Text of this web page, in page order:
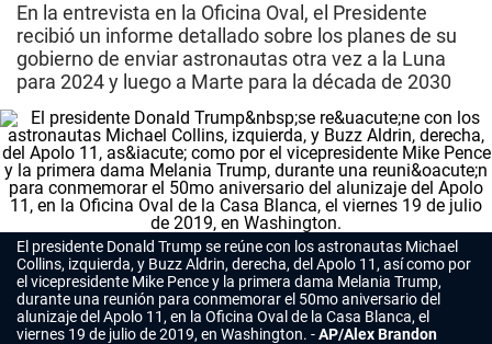
En la entrevista en la Oficina Oval, el Presidente
recibió un informe detallado sobre los planes de su
gobierno de enviar astronautas otra vez a la Luna
para 2024 y luego a Marte para la década de 2030
El presidente Donald Trump se reúne con los astronautas Michael
Collins, izquierda, y Buzz Aldrin, derecha, del Apolo 11, así como por
el vicepresidente Mike Pence y la primera dama Melania Trump,
durante una reunión para conmemorar el 50mo aniversario del
alunizaje del Apolo 11, en la Oficina Oval de la Casa Blanca, el
viernes 19 de julio de 2019, en Washington.
AP/Alex Brandon